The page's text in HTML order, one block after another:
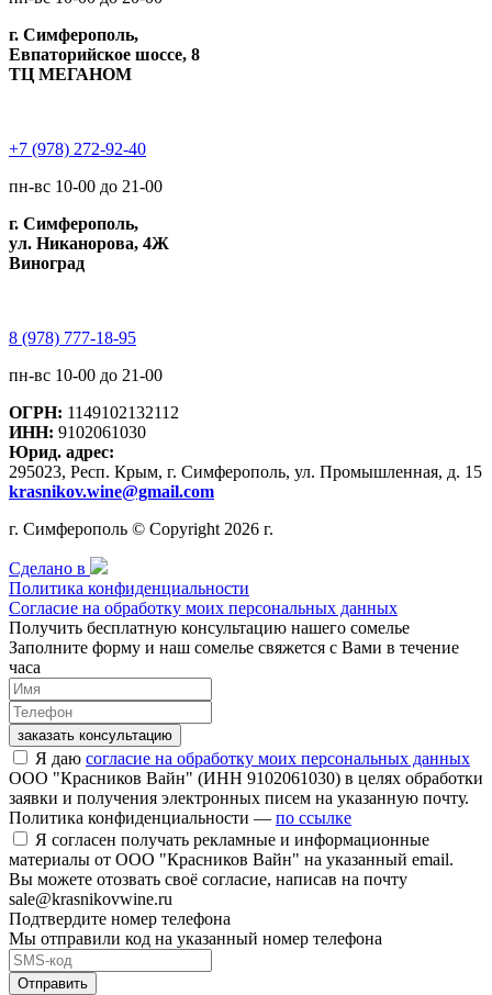
г. Симферополь,
Евпаторийское шоссе, 8
ТЦ МЕГАНОМ
+7 (978) 272-92-40
пн-вс 10-00 до 21-00
г. Симферополь,
ул. Никанорова, 4Ж
Виноград
8 (978) 777-18-95
пн-вс 10-00 до 21-00
ОГРН: 1149102132112
ИНН: 9102061030
Юрид. адрес:
295023, Респ. Крым, г. Симферополь, ул. Промышленная, д. 15
krasnikov.wine@gmail.com
г. Симферополь © Copyright 2026 г.
Сделано в
Политика конфиденциальности
Согласие на обработку моих персональных данных
Получить бесплатную консультацию нашего сомелье
Заполните форму и наш сомелье свяжется с Вами в течение
часа
заказать консультацию
Я даю согласие на обработку моих персональных данных
ООО "Красников Вайн" (ИНН 9102061030) в целях обработки
заявки и получения электронных писем на указанную почту.
Политика конфиденциальности — по ссылке
Я согласен получать рекламные и информационные
материалы от ООО "Красников Вайн" на указанный email.
Вы можете отозвать своё согласие, написав на почту
sale@krasnikovwine.ru
Подтвердите номер телефона
Мы отправили код на указанный номер телефона
Отправить